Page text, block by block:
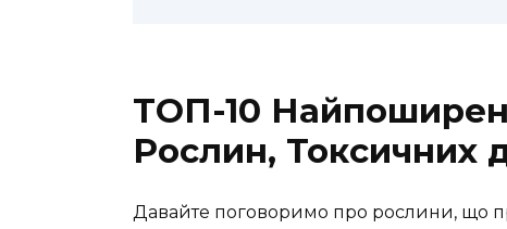
ТОП-10
Рослин, Токсичних
Давайте поговоримо про рослини, що